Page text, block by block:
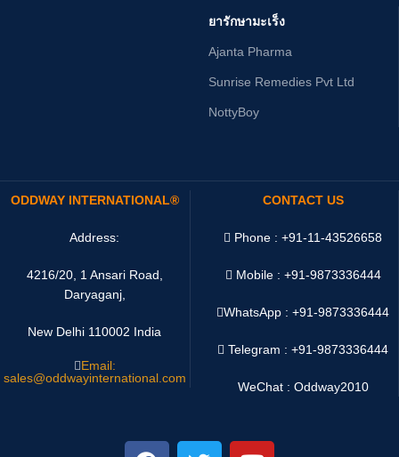
ยารักษามะเร็ง
Ajanta Pharma
Sunrise Remedies Pvt Ltd
NottyBoy
ODDWAY INTERNATIONAL®
Address:
4216/20, 1 Ansari Road,
Daryaganj,
New Delhi 110002 India
Email:
sales@oddwayinternational.com
CONTACT US
Phone : +91-11-43526658
Mobile : +91-9873336444
WhatsApp :+91-9873336444
Telegram : +91-9873336444
WeChat : Oddway2010